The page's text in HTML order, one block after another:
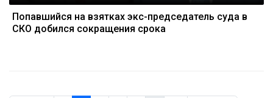
Попавшийся на взятках экс-председатель суда в
СКО добился сокращения срока